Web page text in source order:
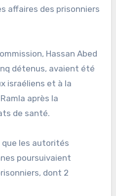
affaires des prisonniers
Hassan Abed
détenus, avaient été
israéliens et à la
après la
de santé.
que les autorités
poursuivaient
dont 2